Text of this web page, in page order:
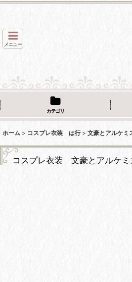
メニュー
カテゴリ
ホーム > コスプレ衣装 は行 > 文豪とアルケミ
コスプレ衣装 文豪とアルケ